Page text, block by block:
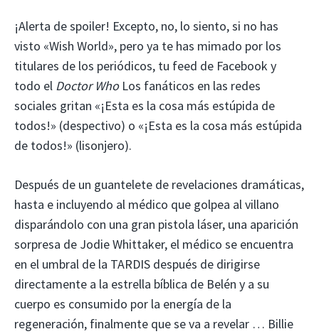
¡Alerta de spoiler! Excepto, no, lo siento, si no has
visto «Wish World», pero ya te has mimado por los
titulares de los periódicos, tu feed de Facebook y
todo el Doctor WhoLos fanáticos en las redes
sociales gritan «¡Esta es la cosa más estúpida de
todos!» (despectivo) o «¡Esta es la cosa más estúpida
de todos!» (lisonjero).
Después de un guantelete de revelaciones dramáticas,
hasta e incluyendo al médico que golpea al villano
disparándolo con una gran pistola láser, una aparición
sorpresa de Jodie Whittaker, el médico se encuentra
en el umbral de la TARDIS después de dirigirse
directamente a la estrella bíblica de Belén y a su
cuerpo es consumido por la energía de la
regeneración, finalmente que se va a revelar … Billie